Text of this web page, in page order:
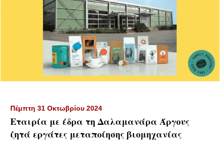
Πέμπτη 31 Οκτωβρίου 2024
Εταιρία με έδρα τη Δαλαμανάρα Άργους
ζητά εργάτες μεταποίησης βιομηχανίας